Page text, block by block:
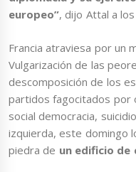
europeo”, dijo Attal a
Francia atraviesa por un
Vulgarización de las
descomposición de los
partidos fagocitados por
social democracia,
izquierda, este domingo
piedra de un edificio de